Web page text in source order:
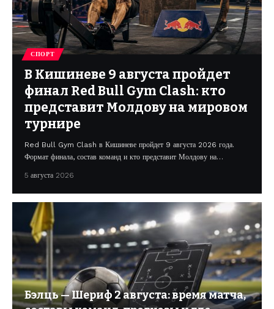
СПОРТ
В Кишиневе 9 августа пройдет
финал Red Bull Gym Clash: кто
представит Молдову на мировом
турнире
Red Bull Gym Clash в Кишиневе пройдет 9 августа 2026 года.
Формат финала, состав команд и кто представит Молдову на…
5 августа 2026
Бэлць — Шериф 2 августа: время матча,